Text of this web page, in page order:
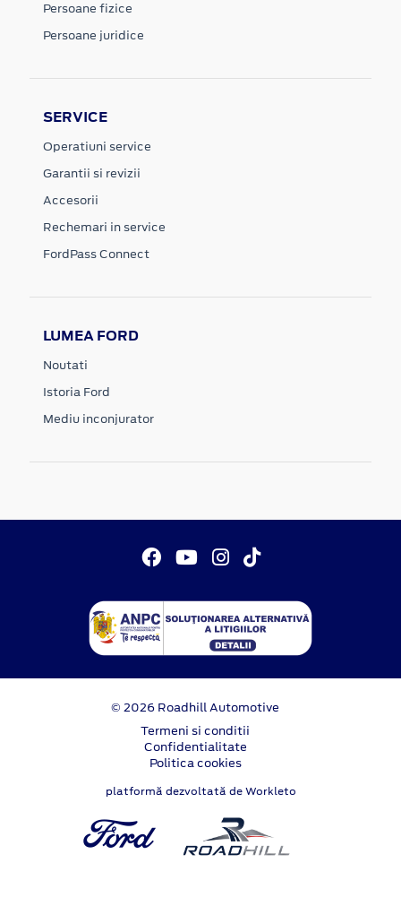
Persoane fizice
Persoane juridice
SERVICE
Operatiuni service
Garantii si revizii
Accesorii
Rechemari in service
FordPass Connect
LUMEA FORD
Noutati
Istoria Ford
Mediu inconjurator
© 2026 Roadhill Automotive
Termeni si conditii
Confidentialitate
Politica cookies
platformă dezvoltată de Workleto